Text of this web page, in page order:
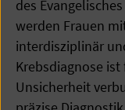
des
werden Frauen
interdisziplinär
Krebsdiagnose
Unsicherheit